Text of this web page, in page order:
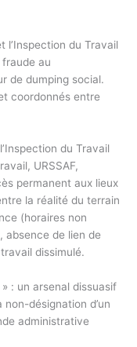
l’Inspection du Travail
au
de dumping social.
coordonnés entre
du Travail
URSSAF,
permanent aux lieux
la réalité du terrain
(horaires non
absence de lien de
dissimulé.
: un arsenal dissuasif
désignation d’un
administrative